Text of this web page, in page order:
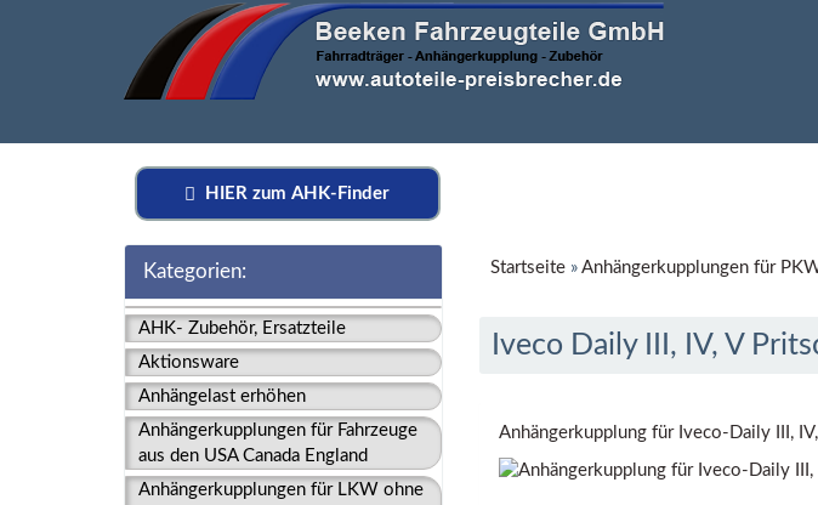
HIER zum AHK-Finder
Kategorien:
AHK- Zubehör, Ersatzteile
Aktionsware
Anhängelast erhöhen
Anhängerkupplungen für Fahrzeuge
aus den USA Canada England
Anhängerkupplungen für LKW ohne
Startseite» Anhängerkupplungen für
Iveco Daily III, IV, V
Anhängerkupplung für Iveco-Daily III,